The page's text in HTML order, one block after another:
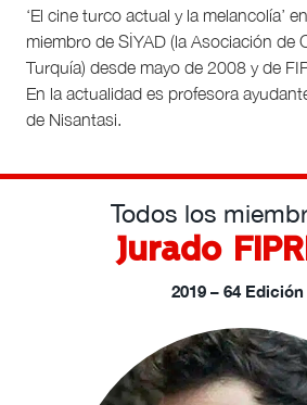
‘El cine turco actual y la melancolía’
miembro de SİYAD (la Asociación de
Turquía) desde mayo de 2008 y de
En la actualidad es profesora
de Nisantasi.
Todos los
Jurado
2019 – 64 Edición